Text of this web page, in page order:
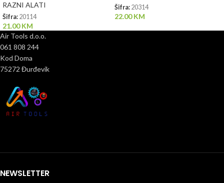
RAZNI ALATI
Šifra: 20114
21.00KM
Šifra: 20314
22.00KM
Air Tools d.o.o.
061 808 244
Kod Doma
75272 Đurđevik
NEWSLETTER